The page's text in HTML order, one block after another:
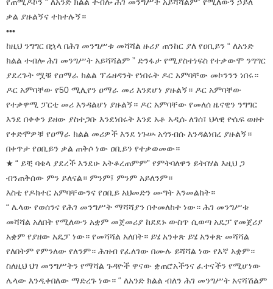
ቃል ያዙልኝና ተከተሉኝ።
•••
ከዚህ ንግግር በኋላ በሕገ መንግሥቱ መሻሻል ዙሪያ ጠንከር ያለ የዐቢይን “ ለአንድ
ክልል ተብሎ ሕገ መንግሥት አይሻሻልም ” ድንፋታ የሚያስተነፍስ የተቃውሞ ንግግር
ያደረጉት ሟቹ የዐማራ ክልል ፕሬዘዳንት የነበሩት ዶር አምባቸው መኮንንን ነበሩ።
ዶር አምባቸው የ50 ሚሊየን ዐማራ መሪ እንደሆነ ያዙልኝ። ዶር አምባቸው
የተቃዋሚ ፓርቲ መሪ እንዳልሆነ ያዙልኝ። ዶር አምባቸው የመለሰ ዜናዊን ንግግር
እንደ በቀቀን ይዘው ያስተጋቡ እንደነበሩት እንደ አቶ አዲሱ ለገሰ፣ ህላዊ ዮሴፍ ወዘተ
የቀድሞዎቹ የዐማራ ክልል መሪዎች እንደ ነጉሡ አጎንብሱ እንዳልነበረ ያዙልኝ።
በቀጥታ የዐቢይን ቃል ጠቅሶ ነው ዐቢይን የተቃወመው።
★ “ ይቺ ባቄላ ያደረች እንደሁ አትቆረጠምም” የምትባለዋን ይትበሃል እዚህ ጋ
ብንጠቅሰው ምን ይለናል። ምንም፤ ምንም አይለንም።
እስቲ የዶክተር አምባቸውንና የዐቢይ አህመድን ሙግት እንመልከት።
“ ሌላው የወሰንና የሕገ መንግሥት ማሻሻያን በተመለከተ ነው። ሕገ መንግሥቱ
መሻሻል አለበት የሚለውን አቋም መጀመሪያ ከደደኑ ውስጥ ሲወጣ አዴፓ የመጀሪያ
አቋም የያዘው አዴፓ ነው። የመሻሻል አለበት። ይሄ አንቀጽ ይሄ አንቀጽ መሻሻል
የለበትም የምንለው የለንም። ሕዝብ የፈለገው በሙሉ ይሻሻል ነው የእኛ አቋም።
ስለዚህ ህገ መንግሥትን የማሻል ጉዳዮች ዋናው ቋጠሮአችንና ፈተናችን የሚሆነው
ሌላው እንዲቀበለው ማድረጉ ነው። “ ለአንድ ክልል ብለን ሕገ መንግሥት አናሻሽልም